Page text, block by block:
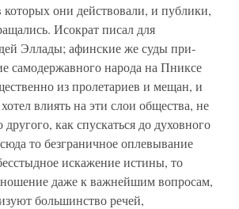
которых они действо­вали, и публики,
Исократ писал для
Эллады; афинские же суды при­
самодержавного народа на Пниксе
из пролетариев и мещан, и
влиять на эти слои общества, не
другого, как спускаться до духовного
то безграничное оплевывание
искажение истины, то
даже к важнейшим вопросам,
большинство речей,